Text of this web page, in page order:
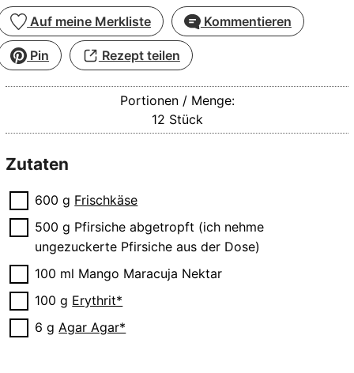
Auf meine Merkliste Kommentieren
Pin Rezept teilen
Portionen / Menge:
12 Stück
Zutaten
▢
600 g Frischkäse
▢
500 g Pfirsiche abgetropft (ich nehme
ungezuckerte Pfirsiche aus der Dose)
▢
100 ml Mango Maracuja Nektar
▢
100 g Erythrit*
▢
6 g Agar Agar*